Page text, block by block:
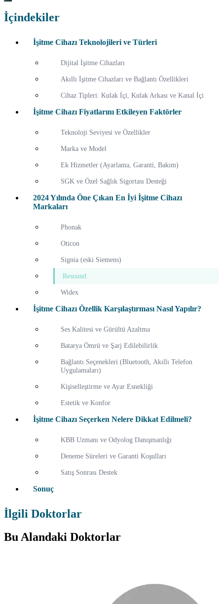
İçindekiler
İşitme Cihazı Teknolojileri ve Türleri
Dijital İşitme Cihazları
Akıllı İşitme Cihazları ve Bağlantı Özellikleri
Cihaz Tipleri: Kulak İçi, Kulak Arkası ve Kanal İçi
İşitme Cihazı Fiyatlarını Etkileyen Faktörler
Teknoloji Seviyesi ve Özellikler
Marka ve Model
Ek Hizmetler (Ayarlama, Garanti, Bakım)
SGK ve Özel Sağlık Sigortası Desteği
2024 Yılında Öne Çıkan En İyi İşitme Cihazı
Markaları
Phonak
Oticon
Signia (eski Siemens)
Resound
Widex
İşitme Cihazı Özellik Karşılaştırması Nasıl Yapılır?
Ses Kalitesi ve Gürültü Azaltma
Batarya Ömrü ve Şarj Edilebilirlik
Bağlantı Seçenekleri (Bluetooth, Akıllı Telefon
Uygulamaları)
Kişiselleştirme ve Ayar Esnekliği
Estetik ve Konfor
İşitme Cihazı Seçerken Nelere Dikkat Edilmeli?
KBB Uzmanı ve Odyolog Danışmanlığı
Deneme Süreleri ve Garanti Koşulları
Satış Sonrası Destek
Sonuç
İlgili Doktorlar
Bu Alandaki Doktorlar